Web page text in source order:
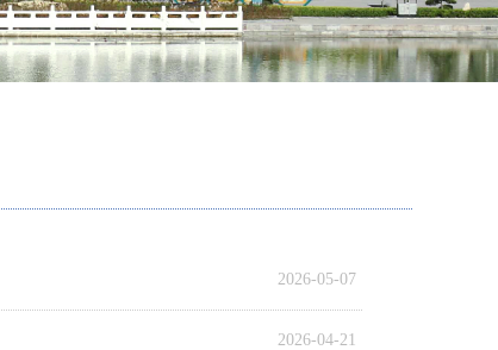
2026-05-07
2026-04-21